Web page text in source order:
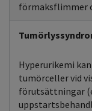
förmaksflimmer
Hyperurikemi
tumörceller vid
förutsättningar